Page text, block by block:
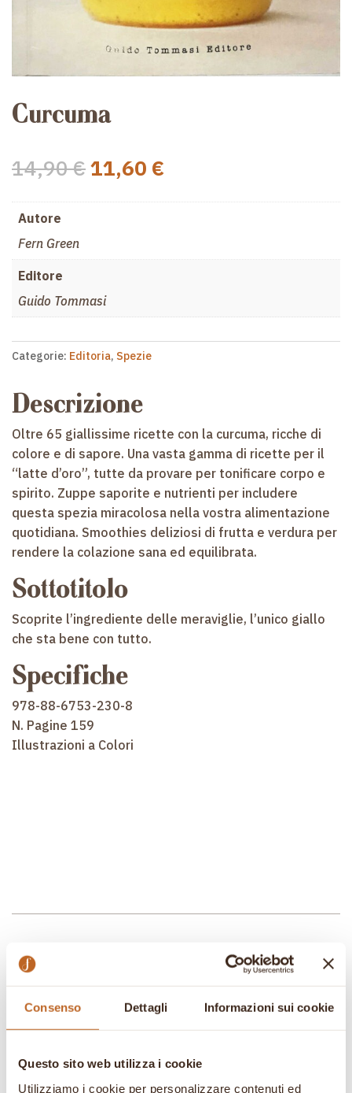
Consenso Dettagli Informazioni sui cookie
Questo sito web utilizza i cookie
Utilizziamo i cookie per personalizzare contenuti ed
Curcuma
14,90€Il
prezzo
originale
11,60 €Il
attuale
Autore
Fern Green
Editore
Guido Tommasi
Categorie: Editoria, Spezie
Descrizione
Oltre 65 giallissime ricette con la curcuma, ricche di
colore e di sapore. Una vasta gamma di ricette per il
“latte d’oro”, tutte da provare per tonificare corpo e
spirito. Zuppe saporite e nutrienti per includere
questa spezia miracolosa nella vostra alimentazione
quotidiana. Smoothies deliziosi di frutta e verdura per
rendere la colazione sana ed equilibrata.
Sottotitolo
Scoprite l’ingrediente delle meraviglie, l’unico giallo
che sta bene con tutto.
Specifiche
978-88-6753-230-8
N. Pagine 159
Illustrazioni a Colori
Prodotti correlati
In offerta! In offerta!